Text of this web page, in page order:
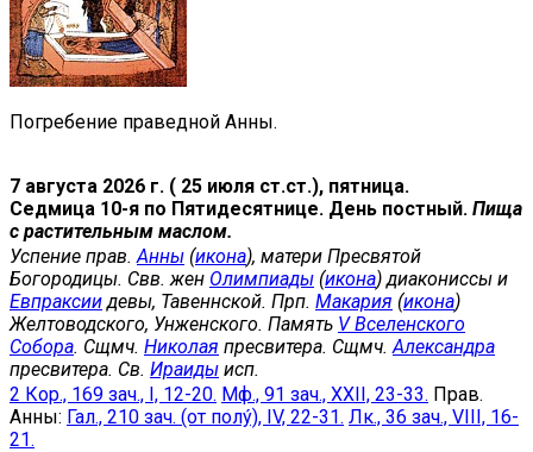
Погребение праведной Анны.
7 августа 2026 г. ( 25 июля ст.ст.), пятница.
Седмица 10-я по Пятидесятнице. День постный. Пища
с растительным маслом.
Успение прав. Анны (икона), матери Пресвятой
Богородицы. Свв. жен Олимпиады (икона) диакониссы и
Евпраксии девы, Тавеннской. Прп. Макария (икона)
Желтоводского, Унженского. Память V Вселенского
Собора. Сщмч. Николая пресвитера. Сщмч. Александра
пресвитера. Св. Ираиды исп.
2 Кор., 169 зач., I, 12-20. Мф., 91 зач., XXII, 23-33. Прав.
Анны: Гал., 210 зач. (от полу́), IV, 22-31. Лк., 36 зач., VIII, 16-
21.